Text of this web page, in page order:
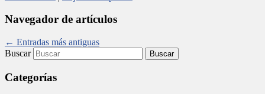
Navegador de artículos
← Entradas más antiguas
Buscar
Categorías